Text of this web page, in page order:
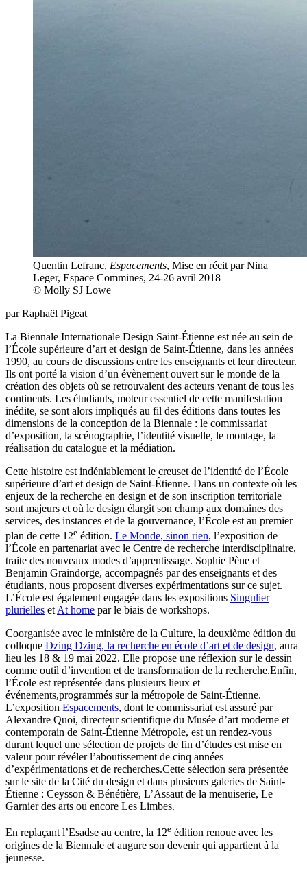
Quentin Lefranc, Espacements, Mise en récit par Nina
Leger, Espace Commines, 24-26 avril 2018
© Molly SJ Lowe
par Raphaël Pigeat
La Biennale Internationale Design Saint-Étienne est née au sein de
l’École supérieure d’art et design de Saint-Étienne, dans les années
1990, au cours de discussions entre les enseignants et leur directeur.
Ils ont porté la vision d’un évènement ouvert sur le monde de la
création des objets où se retrouvaient des acteurs venant de tous les
continents. Les étudiants, moteur essentiel de cette manifestation
inédite, se sont alors impliqués au fil des éditions dans toutes les
dimensions de la conception de la Biennale : le commissariat
d’exposition, la scénographie, l’identité visuelle, le montage, la
réalisation du catalogue et la médiation.
Cette histoire est indéniablement le creuset de l’identité de l’École
supérieure d’art et design de Saint-Étienne. Dans un contexte où les
enjeux de la recherche en design et de son inscription territoriale
sont majeurs et où le design élargit son champ aux domaines des
services, des instances et de la gouvernance, l’École est au premier
plan de cette 12e édition. Le Monde, sinon rien, l’exposition de
l’École en partenariat avec le Centre de recherche interdisciplinaire,
traite des nouveaux modes d’apprentissage. Sophie Pène et
Benjamin Graindorge, accompagnés par des enseignants et des
étudiants, nous proposent diverses expérimentations sur ce sujet.
L’École est également engagée dans les expositions Singulier
plurielles et At home par le biais de workshops.
Coorganisée avec le ministère de la Culture, la deuxième édition du
colloque Dzing Dzing, la recherche en école d’art et de design, aura
lieu les 18 & 19 mai 2022. Elle propose une réflexion sur le dessin
comme outil d’invention et de transformation de la recherche.Enfin,
l’École est représentée dans plusieurs lieux et
événements,programmés sur la métropole de Saint-Étienne.
L’exposition Espacements, dont le commissariat est assuré par
Alexandre Quoi, directeur scientifique du Musée d’art moderne et
contemporain de Saint-Étienne Métropole, est un rendez-vous
durant lequel une sélection de projets de fin d’études est mise en
valeur pour révéler l’aboutissement de cinq années
d’expérimentations et de recherches.Cette sélection sera présentée
sur le site de la Cité du design et dans plusieurs galeries de Saint-
Étienne : Ceysson & Bénétière, L’Assaut de la menuiserie, Le
Garnier des arts ou encore Les Limbes.
En replaçant l’Esadse au centre, la 12e édition renoue avec les
origines de la Biennale et augure son devenir qui appartient à la
jeunesse.